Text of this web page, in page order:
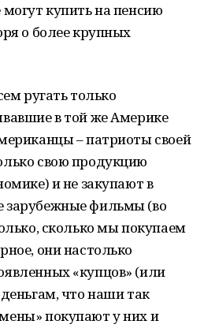
купить на пенсию
о более крупных
ругать только
в той же Америке
– патриоты своей
свою продукцию
и не закупают в
зарубежные фильмы (во
сколько мы покупаем
они настолько
«купцов» (или
что наши так
покупают у них и